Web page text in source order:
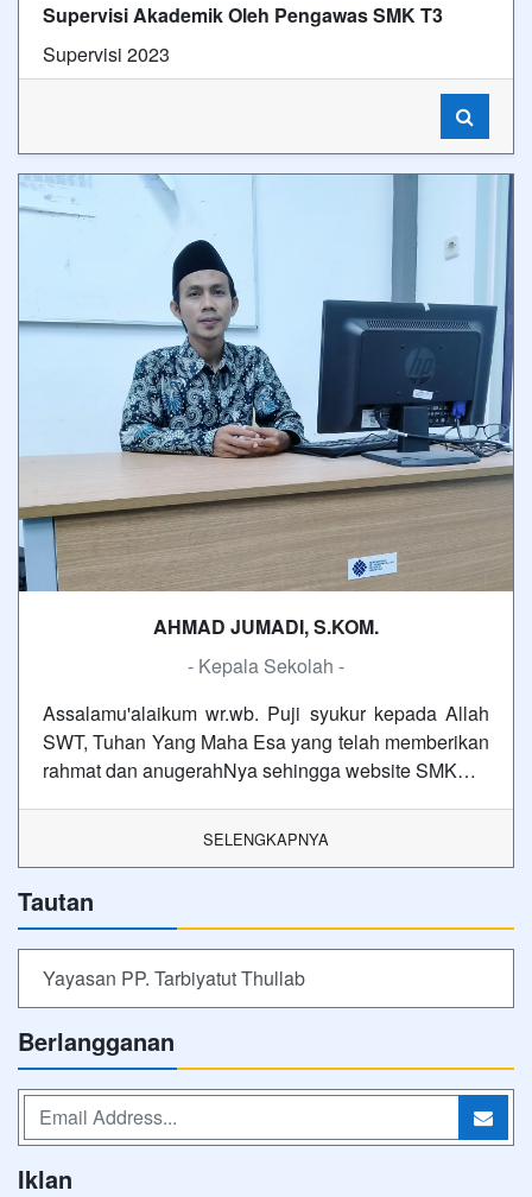
Supervisi Akademik Oleh Pengawas SMK T3
Supervisi 2023
AHMAD JUMADI, S.KOM.
- Kepala Sekolah -
Assalamu'alaikum wr.wb. Puji syukur kepada Allah
SWT, Tuhan Yang Maha Esa yang telah memberikan
rahmat dan anugerahNya sehingga website SMK…
SELENGKAPNYA
Tautan
Yayasan PP. Tarbiyatut Thullab
Berlangganan
Iklan